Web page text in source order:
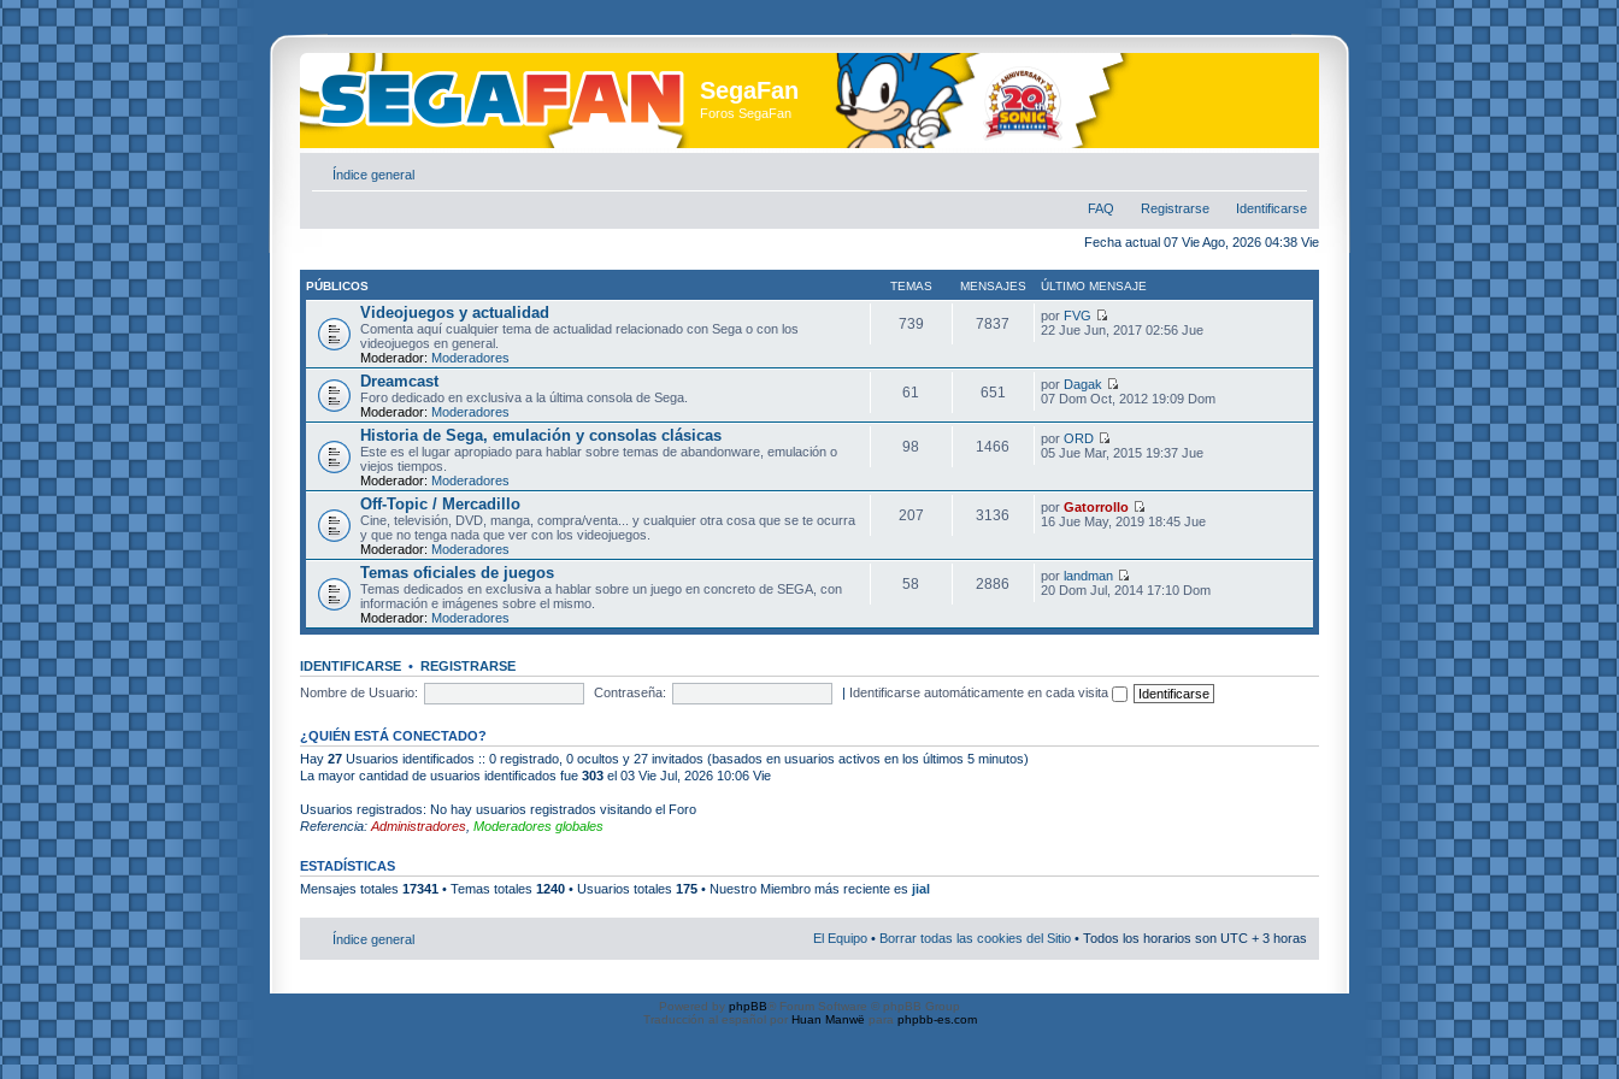
SegaFan
Foros SegaFan
Índice general
FAQ Registrarse Identificarse
Fecha actual 07 Vie Ago, 2026 04:38 Vie
PÚBLICOS TEMAS MENSAJES ÚLTIMO MENSAJE
Videojuegos y actualidad
Comenta aquí cualquier tema de actualidad relacionado con Sega o con los
videojuegos en general.
Moderador: Moderadores
739 7837 por FVG
22 Jue Jun, 2017 02:56 Jue
Dreamcast
Foro dedicado en exclusiva a la última consola de Sega.
Moderador: Moderadores
61 651 por Dagak
07 Dom Oct, 2012 19:09 Dom
Historia de Sega, emulación y consolas clásicas
Este es el lugar apropiado para hablar sobre temas de abandonware, emulación o
viejos tiempos.
Moderador: Moderadores
98 1466 por ORD
05 Jue Mar, 2015 19:37 Jue
Off-Topic / Mercadillo
Cine, televisión, DVD, manga, compra/venta... y cualquier otra cosa que se te ocurra
y que no tenga nada que ver con los videojuegos.
Moderador: Moderadores
207 3136 por Gatorrollo
16 Jue May, 2019 18:45 Jue
Temas oficiales de juegos
Temas dedicados en exclusiva a hablar sobre un juego en concreto de SEGA, con
información e imágenes sobre el mismo.
Moderador: Moderadores
58 2886 por landman
20 Dom Jul, 2014 17:10 Dom
IDENTIFICARSE • REGISTRARSE
Nombre de Usuario:
Contraseña: | Identificarse automáticamente en cada visita
¿QUIÉN ESTÁ CONECTADO?
Hay 27 Usuarios identificados :: 0 registrado, 0 ocultos y 27 invitados (basados en usuarios activos en los últimos 5 minutos)
La mayor cantidad de usuarios identificados fue 303 el 03 Vie Jul, 2026 10:06 Vie
Usuarios registrados: No hay usuarios registrados visitando el Foro
Referencia: Administradores Moderadores globales
ESTADÍSTICAS
Mensajes totales 17341 • Temas totales 1240 • Usuarios totales 175 • Nuestro Miembro más reciente es jial
Índice general El Equipo • Borrar todas las cookies del Sitio • Todos los horarios son UTC + 3 horas
Powered by phpBB® Forum Software © phpBB Group
Traducción al español por Huan Manwë para phpbb-es.com